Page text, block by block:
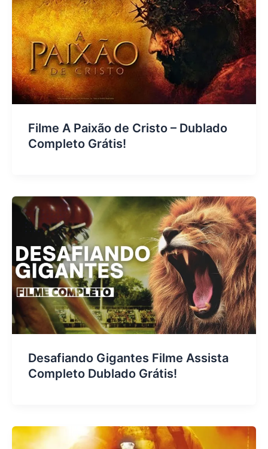
Filme A Paixão de Cristo – Dublado
Completo Grátis!
Desafiando Gigantes Filme Assista
Completo Dublado Grátis!